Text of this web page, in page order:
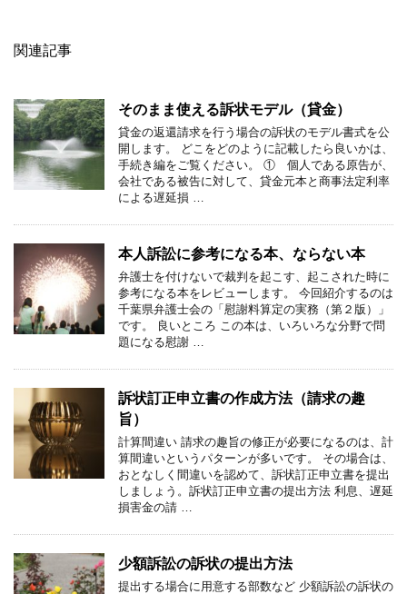
関連記事
そのまま使える訴状モデル（貸金）
貸金の返還請求を行う場合の訴状のモデル書式を公
開します。 どこをどのように記載したら良いかは、
手続き編をご覧ください。 ① 個人である原告が、
会社である被告に対して、貸金元本と商事法定利率
による遅延損 …
本人訴訟に参考になる本、ならない本
弁護士を付けないで裁判を起こす、起こされた時に
参考になる本をレビューします。 今回紹介するのは
千葉県弁護士会の「慰謝料算定の実務（第２版）」
です。 良いところ この本は、いろいろな分野で問
題になる慰謝 …
訴状訂正申立書の作成方法（請求の趣
旨）
計算間違い 請求の趣旨の修正が必要になるのは、計
算間違いというパターンが多いです。 その場合は、
おとなしく間違いを認めて、訴状訂正申立書を提出
しましょう。訴状訂正申立書の提出方法 利息、遅延
損害金の請 …
少額訴訟の訴状の提出方法
提出する場合に用意する部数など 少額訴訟の訴状の